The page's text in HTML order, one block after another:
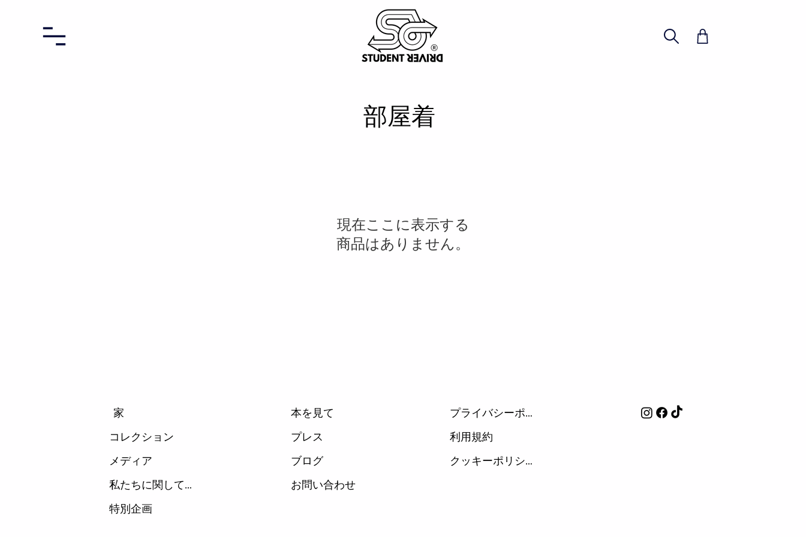
部屋着
現在ここに表示する
商品はありません。
家
コレクション
メディア
私たちに関しては
特別企画
本を見て
プレス
ブログ
お問い合わせ
プライバシーポリシー
利用規約
クッキーポリシー